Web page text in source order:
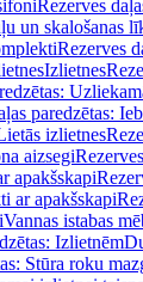
Rezerves
un skalošanas
Rezerves
Izlietnes
paredzētas:
izlietnes
aizsegi
apakšskapi
ar apakšskapi
Vannas istabas
Izlietnēm
Stūra roku